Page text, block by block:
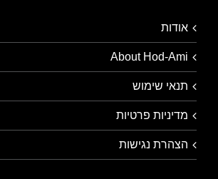
אודות
About Hod-Ami
תנאי שימוש
מדיניות פרטיות
הצהרת נגישות